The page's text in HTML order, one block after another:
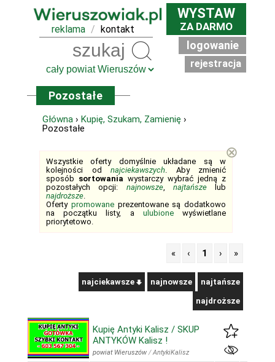
reklama / kontakt
WYSTAW
ZA DARMO
logowanie
rejestracja
Pozostałe
Główna › Kupię, Szukam, Zamienię ›
Pozostałe
Wszystkie oferty domyślnie układane są w
kolejności od najciekawszych. Aby zmienić
sposób sortowania wystarczy wybrać jedną z
pozostałych opcji: najnowsze, najtańszelub
najdroższe.
Oferty promowaneprezentowane są dodatkowo
na początku listy, a ulubionewyświetlane
priorytetowo.
⊗
« ‹ 1 › »
najciekawsze najnowsze najtańsze
najdroższe
Kupię Antyki Kalisz / SKUP
ANTYKÓW Kalisz !
powiat Wieruszów /AntykiKalisz